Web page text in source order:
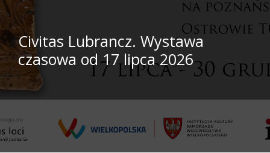
Civitas Lubrancz. Wystawa
czasowa od 17 lipca 2026